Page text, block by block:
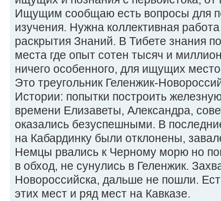
Ищущим сообщаю есть вопросы для
изучения. Нужна коллективная
раскрытия Знаний. В Тибете знания
места где опыт сотен тысяч и
ничего особенного, для ищущих
Это треугольник Геленжик-
Истории: попытки построить
времени Елизаветы, Александра,
оказались безуспешными. В
на Кабардинку были отклонены,
Немцы рвались к Черному морю но
в обход, не сунулись в Геленжик.
Новороссийска, дальше не пошли.
этих мест и ряд мест на Кавказе.